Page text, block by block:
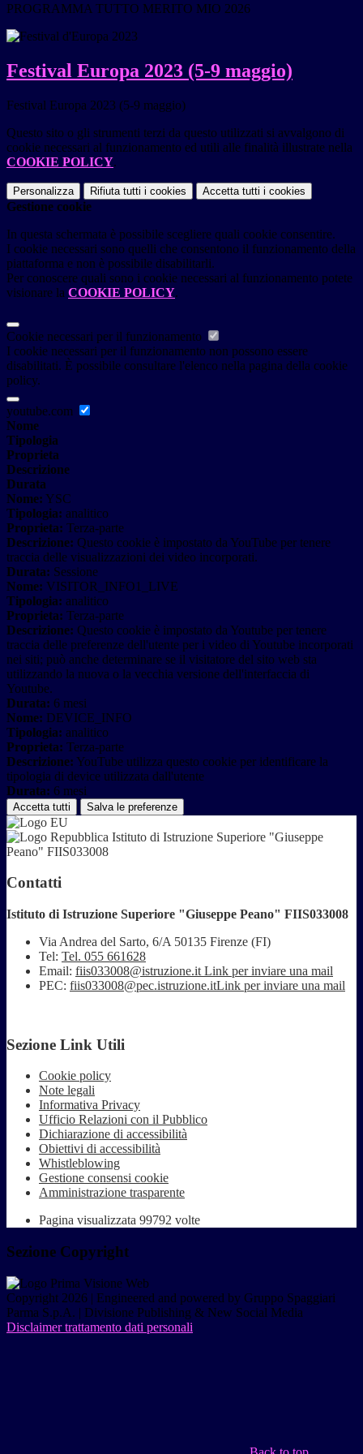
PROGRAMMA TUTTO MERITO MIO 2026
Festival Europa 2023 (5-9 maggio)
Festival Europa 2023 (5-9 maggio)
Questo sito o gli strumenti terzi da questo utilizzati si avvalgono di
cookie necessari al funzionamento ed utili alle finalità illustrate nella
COOKIE POLICY.
Personalizza Rifiuta tutti i cookies Accetta tutti i cookies
Gestione cookie
In questa schermata è possibile scegliere quali cookie consentire.
I cookie necessari sono quelli che consentono il funzionamento della
piattaforma e non è possibile disabilitarli.
Per conoscere quali sono i cookie necessari al funzionamento potete
visionare la COOKIE POLICY.
Cookie necessari per il funzionamento
I cookie necessari per il funzionamento non possono essere
disabilitati. È possibile consultare l'elenco nella pagina della cookie
policy.
youtube.com
Nome
Tipologia
Proprieta
Descrizione
Durata
Nome: YSC
Tipologia: analitico
Proprieta: Terza-parte
Descrizione: Questo cookie è impostato da YouTube per tenere
traccia delle visualizzazioni dei video incorporati.
Durata: Sessione
Nome: VISITOR_INFO1_LIVE
Tipologia: analitico
Proprieta: Terza-parte
Descrizione: Questo cookie è impostato da Youtube per tenere
traccia delle preferenze dell'utente per i video di Youtube incorporati
nei siti; può anche determinare se il visitatore del sito web sta
utilizzando la nuova o la vecchia versione dell'interfaccia di
Youtube.
Durata: 6 mesi
Nome: DEVICE_INFO
Tipologia: analitico
Proprieta: Terza-parte
Descrizione: YouTube utilizza questo cookie per identificare la
tipologia di device utilizzata dall'utente
Durata: 6 mesi
Accetta tutti Salva le preferenze
Istituto di Istruzione Superiore "Giuseppe
Peano" FIIS033008
Contatti
Istituto di Istruzione Superiore "Giuseppe Peano" FIIS033008
Via Andrea del Sarto, 6/A 50135 Firenze (FI)
Tel: Tel. 055 661628
Email: fiis033008@istruzione.it Link per inviare una mail
PEC: fiis033008@pec.istruzione.itLink per inviare una mail
Sezione Link Utili
Cookie policy
Note legali
Informativa Privacy
Ufficio Relazioni con il Pubblico
Dichiarazione di accessibilità
Obiettivi di accessibilità
Whistleblowing
Gestione consensi cookie
Amministrazione trasparente
Pagina visualizzata 99792 volte
Sezione Copyright
Copyright 2026 | Engineered and powered by Gruppo Spaggiari
Parma S.p.A. | Divisione Publishing & New Social Media
Disclaimer trattamento dati personali